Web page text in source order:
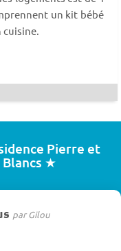
un kit bébé
cuisine.
Pierre et
Blancs ★
par Gilou